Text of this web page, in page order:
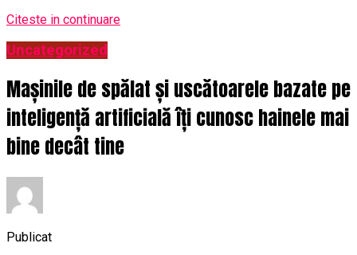
Citeste in continuare
Uncategorized
Mașinile de spălat și uscătoarele bazate pe
inteligență artificială îți cunosc hainele mai
bine decât tine
Publicat